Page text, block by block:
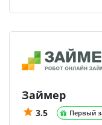
Займер
3.5 Первый